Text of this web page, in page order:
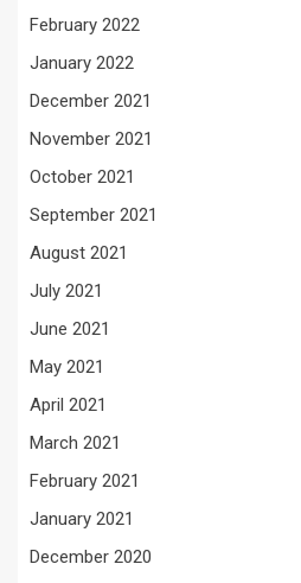
February 2022
January 2022
December 2021
November 2021
October 2021
September 2021
August 2021
July 2021
June 2021
May 2021
April 2021
March 2021
February 2021
January 2021
December 2020